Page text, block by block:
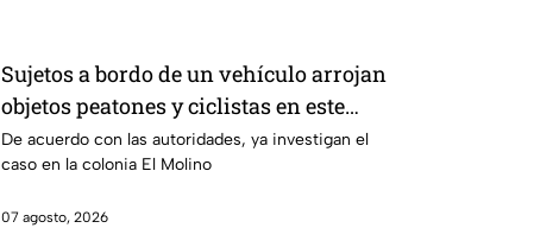
Sujetos a bordo de un vehículo arrojan
objetos peatones y ciclistas en este
punto en León
De acuerdo con las autoridades, ya investigan el
caso en la colonia El Molino
07 agosto, 2026